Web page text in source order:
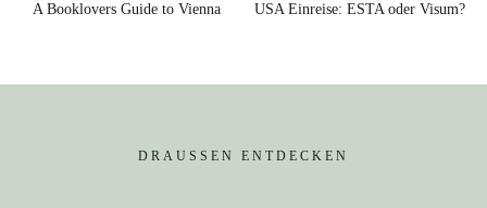
A Booklovers Guide to Vienna
USA Einreise: ESTA oder Visum?
DRAUSSEN ENTDECKEN